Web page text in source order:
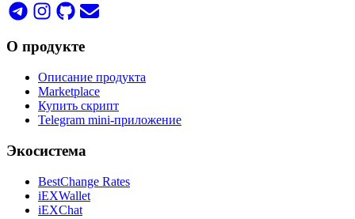
О продукте
Описание продукта
Marketplace
Купить скрипт
Telegram mini-приложение
Экосистема
BestChange Rates
iEXWallet
iEXChat